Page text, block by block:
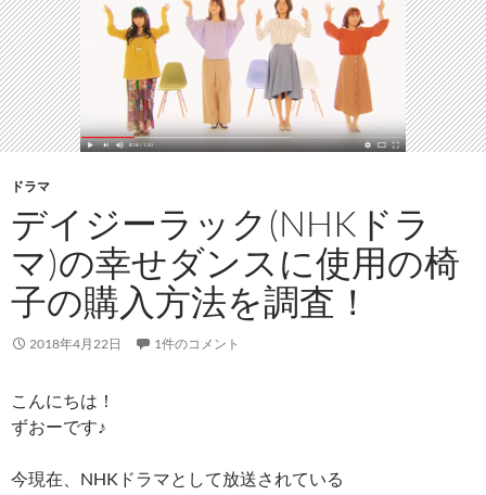
ドラマ
デイジーラック(NHKドラ
マ)の幸せダンスに使用の椅
子の購入方法を調査！
2018年4月22日 1件のコメント
こんにちは！
ずおーです♪
今現在、NHKドラマとして放送されている